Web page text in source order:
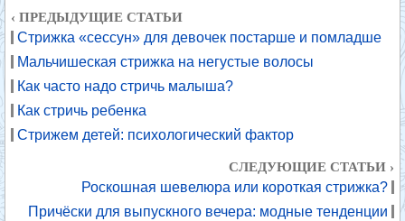
‹ ПРЕДЫДУЩИЕ СТАТЬИ
Стрижка «сессун» для девочек постарше и помладше
Мальчишеская стрижка на негустые волосы
Как часто надо стричь малыша?
Как стричь ребенка
Стрижем детей: психологический фактор
СЛЕДУЮЩИЕ СТАТЬИ ›
Роскошная шевелюра или короткая стрижка?
Причёски для выпускного вечера: модные тенденции